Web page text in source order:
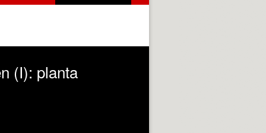
(I): planta